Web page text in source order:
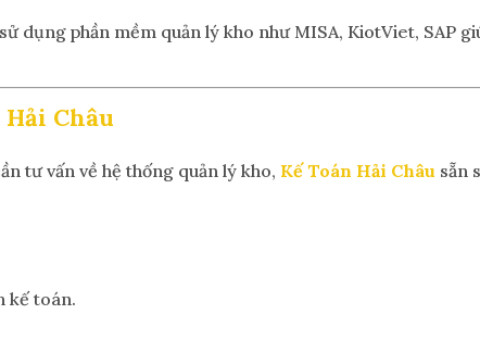
dụng phần mềm quản lý kho như MISA, KiotViet, SAP
Hải Châu
tư vấn về hệ thống quản lý kho, Kế Toán Hải Châu sẵn
kế toán.